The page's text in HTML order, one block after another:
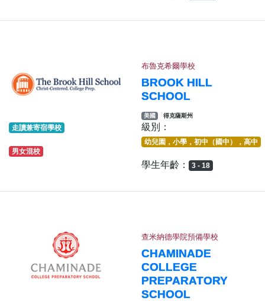
布魯克希爾學校
BROOK HILL
SCHOOL
美國 得克薩斯州
走讀兼寄宿學校
男女混校
級別：
幼兒園，小學，初中（國中），高中
學生年齡： 3 - 18
查米納德學院預備學校
CHAMINADE
COLLEGE
PREPARATORY
SCHOOL